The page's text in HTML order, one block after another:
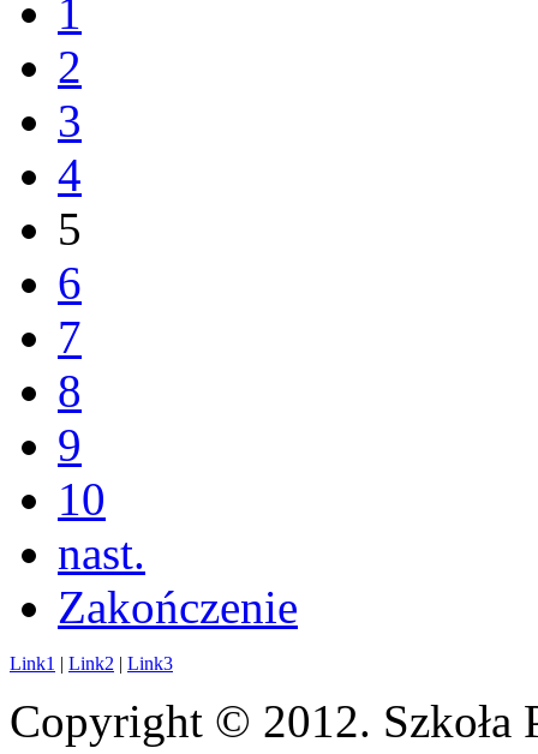
1
2
3
4
5
6
7
8
9
10
nast.
Zakończenie
Link1 | Link2 | Link3
Copyright © 2012. Szkoła